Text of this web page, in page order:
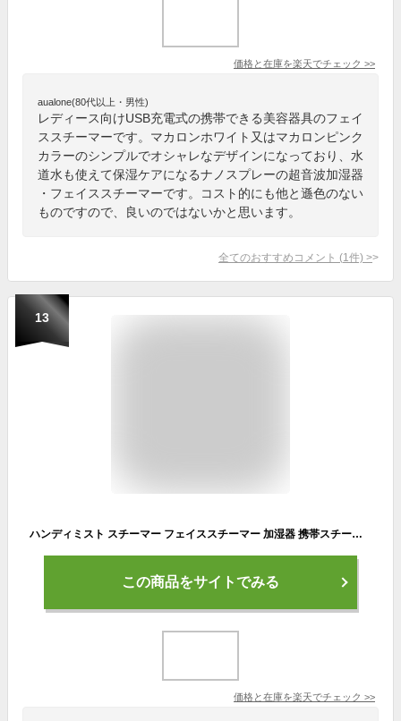
価格と在庫を楽天でチェック >>
aualone(80代以上・男性)
レディース向けUSB充電式の携帯できる美容器具のフェイ
ススチーマーです。マカロンホワイト又はマカロンピンク
カラーのシンプルでオシャレなデザインになっており、水
道水も使えて保湿ケアになるナノスプレーの超音波加湿器
・フェイススチーマーです。コスト的にも他と遜色のない
ものですので、良いのではないかと思います。
全てのおすすめコメント (1 件) >
13
ハンディミスト スチーマー フェイススチーマー 加湿器 携帯スチーム 補水 ミニ加湿器 美容器 各種肌質対応 化粧直しスキンケア 30ml 携帯加湿器 潤い 乾燥
この商品をサイトでみる
価格と在庫を楽天でチェック >>